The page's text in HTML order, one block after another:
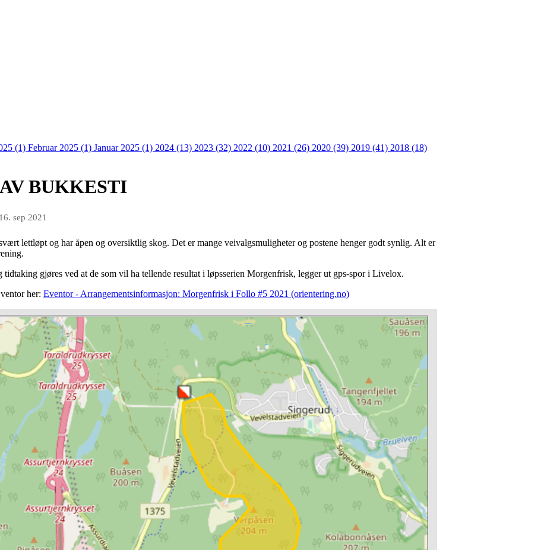
(1) Februar 2025 (1) Januar 2025 (1) 2024 (13) 2023 (32) 2022 (10) 2021 (26) 2020 (39) 2019 (41) 2018 (18)
BUKKESTI
16. sep 2021
lettløpt og har åpen og oversiktlig skog. Det er mange veivalgsmuligheter og postene henger godt synlig. Alt er
tidtaking gjøres ved at de som vil ha tellende resultat i løpsserien Morgenfrisk, legger ut gps-spor i Livelox.
her: Eventor - Arrangementsinformasjon: Morgenfrisk i Follo #5 2021 (orientering.no)